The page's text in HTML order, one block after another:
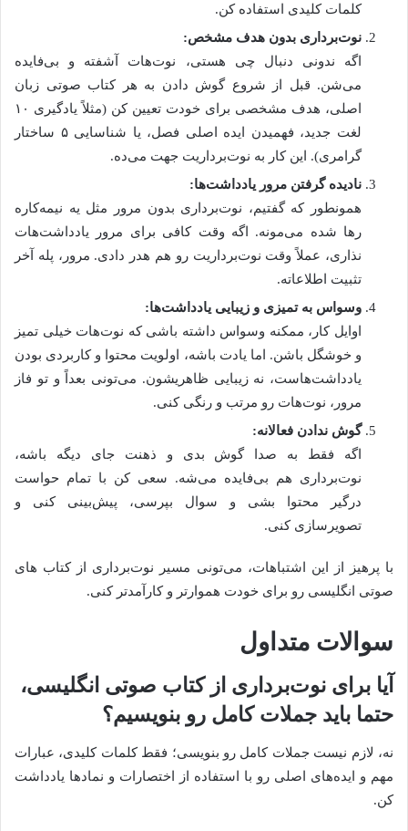
کلمات کلیدی استفاده کن.
نوت‌برداری بدون هدف مشخص:
اگه ندونی دنبال چی هستی، نوت‌هات آشفته و بی‌فایده
می‌شن. قبل از شروع گوش دادن به هر کتاب صوتی زبان
اصلی، هدف مشخصی برای خودت تعیین کن (مثلاً یادگیری ۱۰
لغت جدید، فهمیدن ایده اصلی فصل، یا شناسایی ۵ ساختار
گرامری). این کار به نوت‌برداریت جهت می‌ده.
نادیده گرفتن مرور یادداشت‌ها:
همونطور که گفتیم، نوت‌برداری بدون مرور مثل یه نیمه‌کاره
رها شده می‌مونه. اگه وقت کافی برای مرور یادداشت‌هات
نذاری، عملاً وقت نوت‌برداریت رو هم هدر دادی. مرور، پله آخر
تثبیت اطلاعاته.
وسواس به تمیزی و زیبایی یادداشت‌ها:
اوایل کار، ممکنه وسواس داشته باشی که نوت‌هات خیلی تمیز
و خوشگل باشن. اما یادت باشه، اولویت محتوا و کاربردی بودن
یادداشت‌هاست، نه زیبایی ظاهریشون. می‌تونی بعداً و تو فاز
مرور، نوت‌هات رو مرتب و رنگی کنی.
گوش ندادن فعالانه:
اگه فقط به صدا گوش بدی و ذهنت جای دیگه باشه،
نوت‌برداری هم بی‌فایده می‌شه. سعی کن با تمام حواست
درگیر محتوا بشی و سوال بپرسی، پیش‌بینی کنی و
تصویرسازی کنی.
با پرهیز از این اشتباهات، می‌تونی مسیر نوت‌برداری از کتاب های
صوتی انگلیسی رو برای خودت هموارتر و کارآمدتر کنی.
سوالات متداول
آیا برای نوت‌برداری از کتاب صوتی انگلیسی،
حتما باید جملات کامل رو بنویسیم؟
نه، لازم نیست جملات کامل رو بنویسی؛ فقط کلمات کلیدی، عبارات
مهم و ایده‌های اصلی رو با استفاده از اختصارات و نمادها یادداشت
کن.